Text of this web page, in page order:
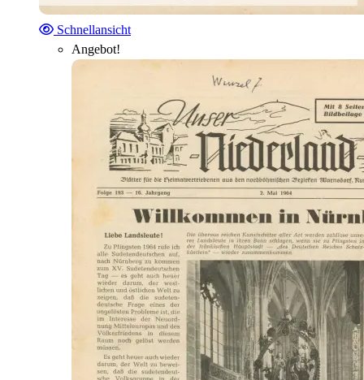
Schnellansicht
Angebot!